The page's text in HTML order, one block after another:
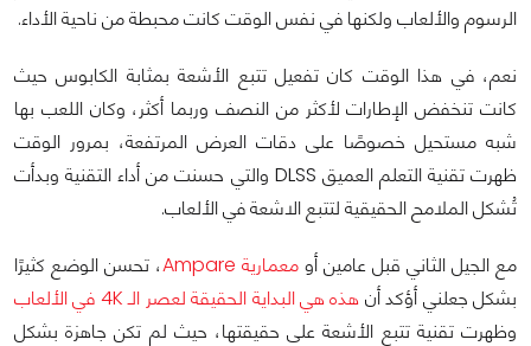
الرسوم والألعاب ولكنها في نفس الوقت كانت محبطة من ناحية الأداء.
نعم، في هذا الوقت كان تفعيل تتبع الأشعة بمثابة الكابوس حيث
كانت تنخفض الإطارات لأكثر من النصف وربما أكثر، وكان اللعب بها
شبه مستحيل خصوصًا على دقات العرض المرتفعة، بمرور الوقت
ظهرت تقنية التعلم العميق DLSS والتي حسنت من أداء التقنية وبدأت
تُشكل الملامح الحقيقية لتتبع الاشعة في الألعاب.
مع الجيل الثاني قبل عامين أو معمارية Ampare
، تحسن الوضع كثيرًا
بشكل جعلني أؤكد أن هذه هي البداية الحقيقة لعصر الـ 4K في الألعاب
وظهرت تقنية تتبع الأشعة على حقيقتها، حيث لم تكن جاهزة بشكل